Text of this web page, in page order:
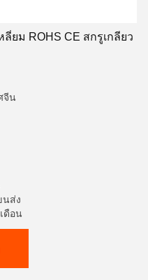
ลี่ยม ROHS CE สกรูเกลียว
จีน
นส่ง
ดือน